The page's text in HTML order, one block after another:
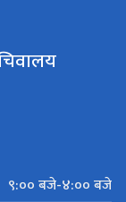
९:०० बजे-४:०० बजे